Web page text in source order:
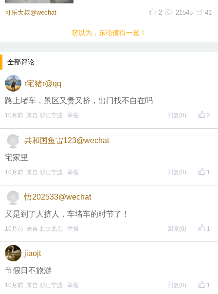
提示：回复之后就能看到红包，点击下方“开”即可领
• 福利时间
关注我，锁定
红包帖分享此帖至朋友圈或好友，有机会获得更多红
包。
• 参与方式
一、评论主题内容即可领取红包！
二、分享主题帖，阅读数达到5个即可领取红包！
（必须在手机客户端参与哦！请注意下方参与方式 ↓↓
↓）
方式一：iOS已经上线，请大家在苹果手机APP Store页
面搜索下载
可乐大叔@wechat 41
21545
2
窃以为，东论值得一逛！
全部评论
r宅猪r@qq
路上堵车，景区又贵又挤，出门找不自在吗
2
10月前 来自 浙江宁波 举报 回复 (0)
共和国鱼雷123@wechat
宅家里
1
10月前 来自 浙江宁波 举报 回复 (0)
悟202533@wechat
又是到了人挤人，车堵车的时节了！
1
10月前 来自 北京北京 举报 回复 (0)
jiaojt
节假日不旅游
1
10月前 来自 浙江宁波 举报 回复 (0)